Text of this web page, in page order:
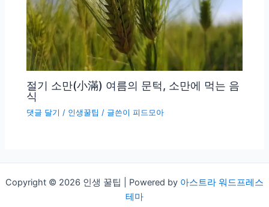
절기 소만(小滿) 여름의 문턱, 소만에 먹는 음
식
댓글 달기 / 인생꿀팁 / 글쓴이피드모아
Copyright © 2026 인생 꿀팁 | Powered by 아스트라 워드프레스
테마